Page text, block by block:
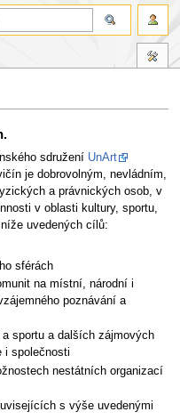
sdružení UnArt
je dobrovolným, nevládním,
a právnických osob, v
v oblasti kultury, sportu,
uvedených cílů:
sférách
na místní, národní i
poznávání a
sportu a dalších zájmových
i společnosti
nestátních organizací
s výše uvedenými